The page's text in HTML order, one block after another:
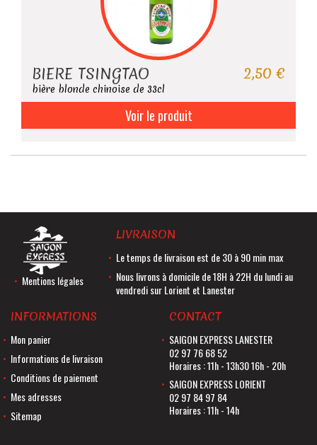
BIERE TSINGTAO 2,50 €
bière blonde chinoise de 33cl
Voir le produit
Mentions légales
LIVRAISON
Le temps de livraison est de 30 à 90 min max
Nous livrons à domicile de 18H à 22H du lundi au
vendredi sur Lorient et Lanester
INFORMATIONS
Mon panier
Informations de livraison
Conditions de paiement
Mes adresses
Sitemap
CONTACT
SAIGON EXPRESS LANESTER
02 97 76 68 52
Horaires : 11h - 13h30 16h - 20h
SAIGON EXPRESS LORIENT
02 97 84 97 84
Horaires : 11h - 14h